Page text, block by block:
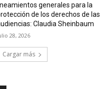
generales para la
de los derechos de las
Claudia Sheinbaum
28, 2026
Cargar más